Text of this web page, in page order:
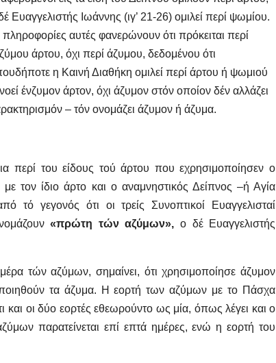
Ευαγγελιστής Ιωάννης (ιγ’ 21-26) ομιλεί περί ψωμίου.
πληροφορίες αυτές φανερώνουν ότι πρόκειται περί
άρτου, όχι περί άζυμου, δεδομένου ότι
η Καινή Διαθήκη ομιλεί περί άρτου ή ψωμιού
ένζυμον άρτον, όχι άζυμον στόν οποίον δέν αλλάζει
– τόν ονομάζει άζυμον ή άζυμα.
περί του είδους τού άρτου που εχρησιμοποίησεν ο
τον ίδιο άρτο και ο αναμνηστικός Δείπνος –ή Αγία
τό γεγονός ότι οι τρείς Συνοπτικοί Ευαγγελισταί
«πρώτη τών αζύμων», ο δέ Ευαγγελιστής
τών αζύμων, σημαίνει, ότι χρησιμοποίησε άζυμον
τα άζυμα. Η εορτή των αζύμων με το Πάσχα
και οι δύο εορτές εθεωρούντο ως μία, όπως λέγει και ο
παρατείνεται επί επτά ημέρες, ενώ η εορτή του